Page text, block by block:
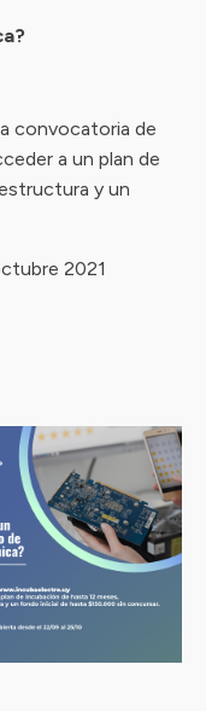
convocatoria de
a un plan de
y un
2021